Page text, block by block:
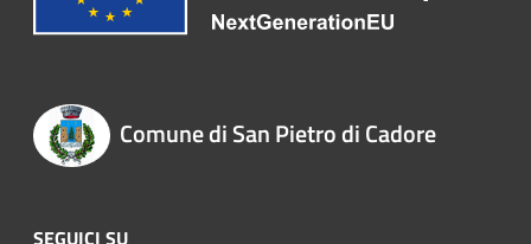
Comune di San Pietro di Cadore
SEGUICI SU